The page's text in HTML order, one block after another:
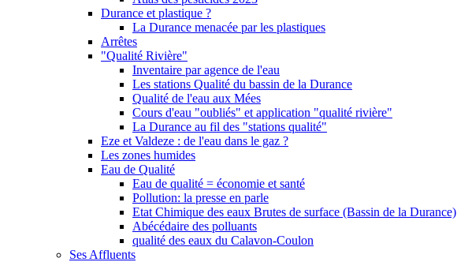
Durance et plastique ?
La Durance menacée par les plastiques
Arrêtes
"Qualité Rivière"
Inventaire par agence de l'eau
Les stations Qualité du bassin de la Durance
Qualité de l'eau aux Mées
Cours d'eau "oubliés" et application "qualité rivière"
La Durance au fil des "stations qualité"
Eze et Valdeze : de l'eau dans le gaz ?
Les zones humides
Eau de Qualité
Eau de qualité = économie et santé
Pollution: la presse en parle
Etat Chimique des eaux Brutes de surface (Bassin de la Durance)
Abécédaire des polluants
qualité des eaux du Calavon-Coulon
Ses Affluents